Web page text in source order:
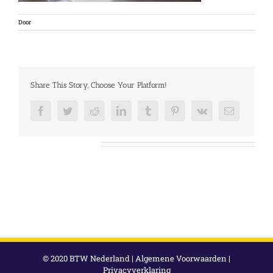
Door
Share This Story, Choose Your Platform!
FacebookTwitterRedditLinkedInTumblr PinterestVk
E-
© 2020 BTW Nederland | Algemene Voorwaarden |
Privacyverklaring